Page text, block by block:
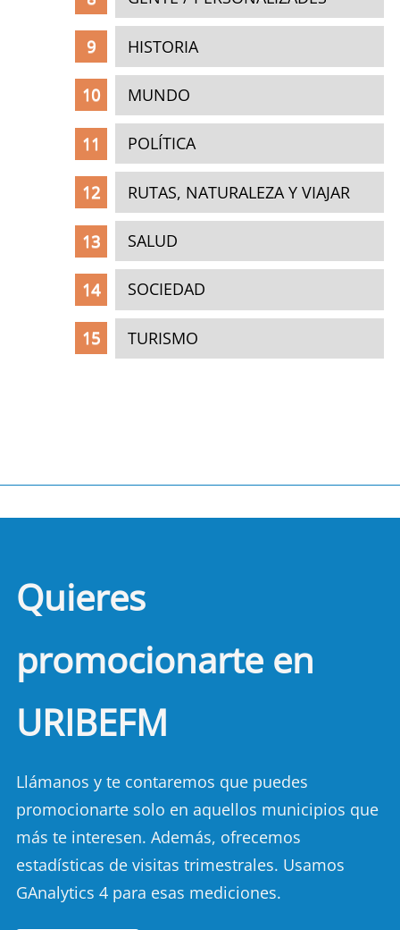
HISTORIA
MUNDO
POLÍTICA
RUTAS, NATURALEZA Y VIAJAR
SALUD
SOCIEDAD
TURISMO
Quieres
promocionarte en
URIBEFM
Llámanos y te contaremos que puedes
promocionarte solo en aquellos municipios que
más te interesen. Además, ofrecemos
estadísticas de visitas trimestrales. Usamos
GAnalytics 4 para esas mediciones.